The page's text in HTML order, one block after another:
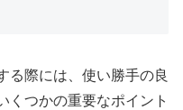
る際には、使い勝手の良
くつかの重要なポイント